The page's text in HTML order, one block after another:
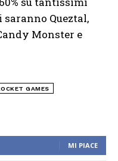
MI PIACE
Queztal,
Monster e
GAMES